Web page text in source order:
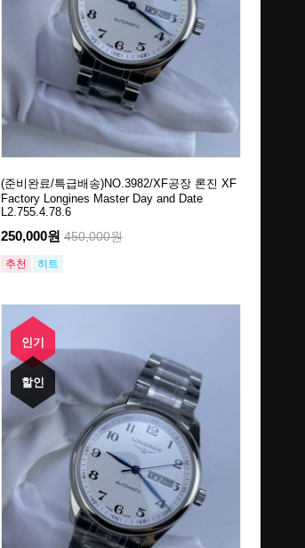
(준비완료/특급배송)NO.3982/XF공장 론진 XF
Factory Longines Master Day and Date
L2.755.4.78.6
250,000원 450,000원
추천 히트
인기
할인